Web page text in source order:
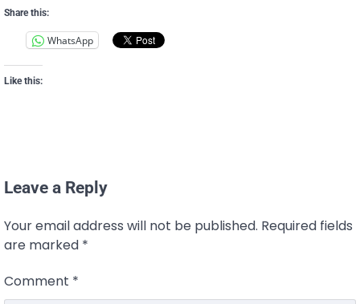
Share this:
WhatsApp
Like this:
Leave a Reply
Your email address will not be published. Required fields
are marked *
Comment *